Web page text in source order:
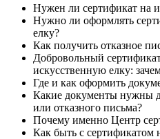
Нужен ли сертификат на
Нужно ли оформлять
елку?
Как получить отказное
Добровольный
искусственную елку:
Где и как оформить
Какие документы нужны
или отказного письма?
Почему именно Центр
Как быть с сертификатом